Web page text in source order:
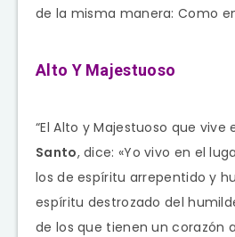
de la misma manera: Como
Alto Y Majestuoso
“El Alto y Majestuoso que vive
Santo, dice: «Yo vivo en el
los de espíritu arrepentido y
espíritu destrozado del
de los que tienen un corazón